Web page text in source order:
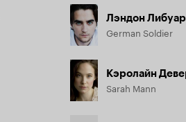
Лэндон
German Soldier
Кэролайн
Sarah Mann